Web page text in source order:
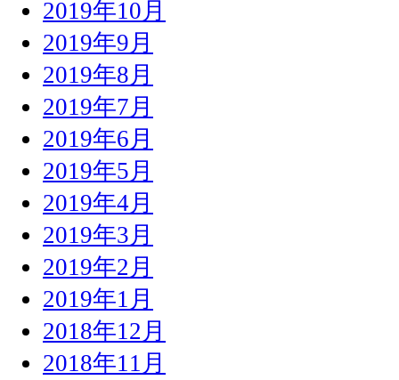
2019年10月
2019年9月
2019年8月
2019年7月
2019年6月
2019年5月
2019年4月
2019年3月
2019年2月
2019年1月
2018年12月
2018年11月